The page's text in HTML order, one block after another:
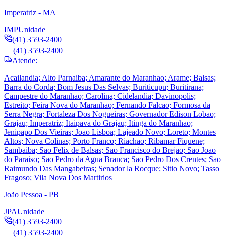
Imperatriz - MA
IMPUnidade
(41) 3593-2400
(41) 3593-2400
Atende:
Acailandia; Alto Parnaiba; Amarante do Maranhao; Arame; Balsas;
Barra do Corda; Bom Jesus Das Selvas; Buriticupu; Buritirana;
Campestre do Maranhao; Carolina; Cidelandia; Davinopolis;
Estreito; Feira Nova do Maranhao; Fernando Falcao; Formosa da
Serra Negra; Fortaleza Dos Nogueiras; Governador Edison Lobao;
Grajau; Imperatriz; Itaipava do Grajau; Itinga do Maranhao;
Jenipapo Dos Vieiras; Joao Lisboa; Lajeado Novo; Loreto; Montes
Altos; Nova Colinas; Porto Franco; Riachao; Ribamar Fiquene;
Sambaiba; Sao Felix de Balsas; Sao Francisco do Brejao; Sao Joao
do Paraiso; Sao Pedro da Agua Branca; Sao Pedro Dos Crentes; Sao
Raimundo Das Mangabeiras; Senador la Rocque; Sitio Novo; Tasso
Fragoso; Vila Nova Dos Martirios
João Pessoa - PB
JPAUnidade
(41) 3593-2400
(41) 3593-2400